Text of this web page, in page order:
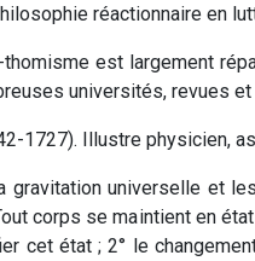
réactionnaire en
thomisme est largement
universités, revues
1727). Illustre physicien,
gravitation universelle et
corps se maintient en
cet état ; 2° le